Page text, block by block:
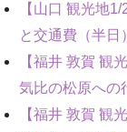
【山口 観光地
と交通費（半日）
【福井 敦賀 観
気比の松原への
【福井 敦賀 観